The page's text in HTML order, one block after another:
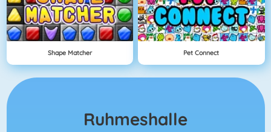
Shape Matcher Pet Connect
Ruhmeshalle